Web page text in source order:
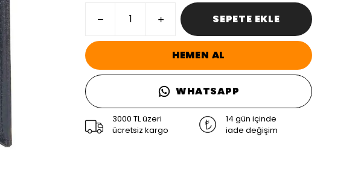
SEPETE EKLE
HEMEN AL
WHATSAPP
3000 TL üzeri
ücretsiz kargo
14 gün içinde
iade değişim